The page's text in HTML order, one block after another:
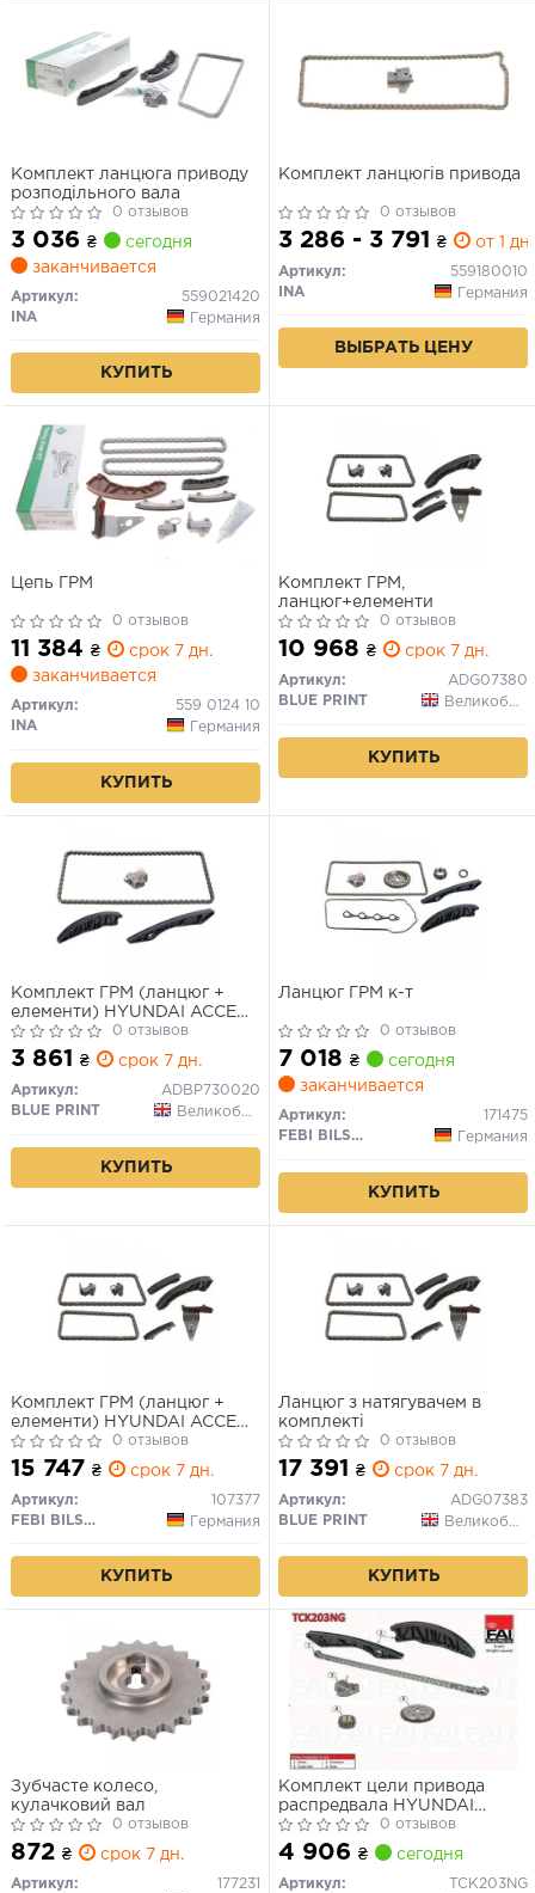
Комплект ланцюга приводу
розподільного вала
0 отзывов
3 036 ₴
сегодня
заканчивается
Артикул:
559021420
INA
Германия
КУПИТЬ
Комплект ланцюгів привода
0 отзывов
3 286 - 3 791 ₴ от 1 дн.
Артикул:
559180010
INA
Германия
ВЫБРАТЬ ЦЕНУ
Цепь ГРМ
0 отзывов
11 384 ₴
срок 7 дн.
заканчивается
Артикул:
559 0124 10
INA
Германия
КУПИТЬ
Комплект ГРМ,
ланцюг+елементи
0 отзывов
10 968 ₴ срок 7 дн.
Артикул:
ADG07380
BLUE PRINT
Великобритания
КУПИТЬ
Комплект ГРМ (ланцюг +
елементи) HYUNDAI ACCENT
IV, CRETA, ELANTRA V,
ELANTRA VI, I20 I, I30, IX20,
SOLARIS, TUCSON KIA
CARENS III, CEED, CERATO I,
CERATO II, CERATO KOUP II
0 отзывов
3 861 ₴ срок 7 дн.
Артикул:
ADBP730020
BLUE PRINT
Великобритания
КУПИТЬ
Ланцюг ГРМ к-т
0 отзывов
7 018 ₴
сегодня
заканчивается
Артикул:
171475
FEBI BILSTEIN
Германия
КУПИТЬ
Комплект ГРМ (ланцюг +
елементи) HYUNDAI ACCENT
III, ELANTRA IV, GETZ, I10 I,
I30, I40 I, MATRIX KIA CEED,
CERATO I, OPTIMA, PICANTO
I, RIO II 1.1D-1.7D 07.04-05.19
0 отзывов
15 747 ₴ срок 7 дн.
Артикул:
107377
FEBI BILSTEIN
Германия
КУПИТЬ
Ланцюг з натягувачем в
комплекті
0 отзывов
17 391 ₴ срок 7 дн.
Артикул:
ADG07383
BLUE PRINT
Великобритания
КУПИТЬ
Зубчасте колесо,
кулачковий вал
0 отзывов
872 ₴ срок 7 дн.
Артикул:
177231
Комплект цели привода
распредвала HYUNDAI
ELANTRA (FD) 1.6
0 отзывов
4 906 ₴ сегодня
Артикул:
TCK203NG